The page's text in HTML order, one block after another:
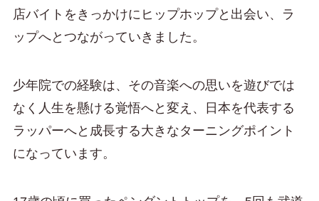
店バイトをきっかけにヒップホップと出会い、ラ
ップへとつながっていきました。
少年院での経験は、その音楽への思いを遊びでは
なく人生を懸ける覚悟へと変え、日本を代表する
ラッパーへと成長する大きなターニングポイント
になっています。